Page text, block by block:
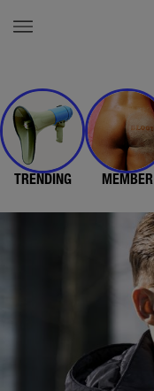
TRENDING MEMBER